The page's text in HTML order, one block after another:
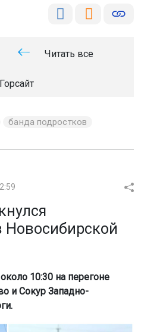
Читать все
банда подростков
Новосибирской
10:30 на перегоне
и Сокур Западно-